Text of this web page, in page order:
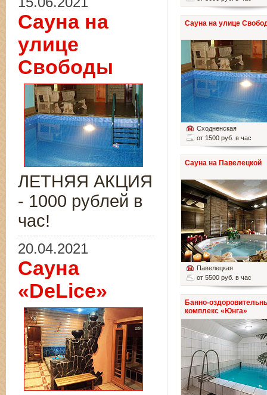
Сауна на улице
Сходненская
от 1500 руб. в час
Сауна на Павелецкой
Павелецкая
от 5500 руб. в час
Банно-
комплекс «Юнга»
Сауна на
улице
Свободы
ЛЕТНЯЯ АКЦИЯ
- 1000 рублей в
час!
20.04.2021
Сауна
«DeLice»